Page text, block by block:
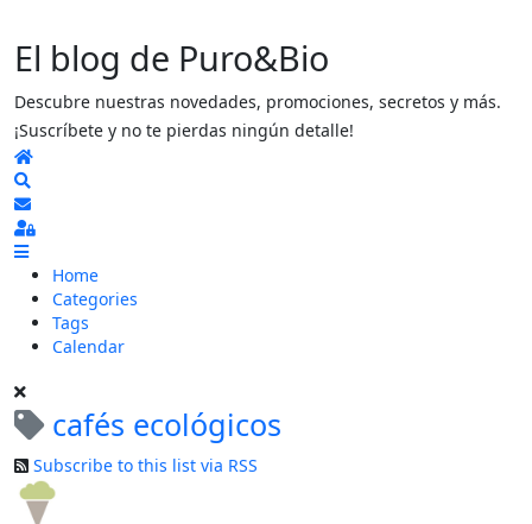
El blog de Puro&Bio
Descubre nuestras novedades, promociones, secretos y más.
¡Suscríbete y no te pierdas ningún detalle!
Home
Subscribe to blog
Sign In
Home
Categories
Tags
Calendar
cafés ecológicos
Subscribe to this list via RSS